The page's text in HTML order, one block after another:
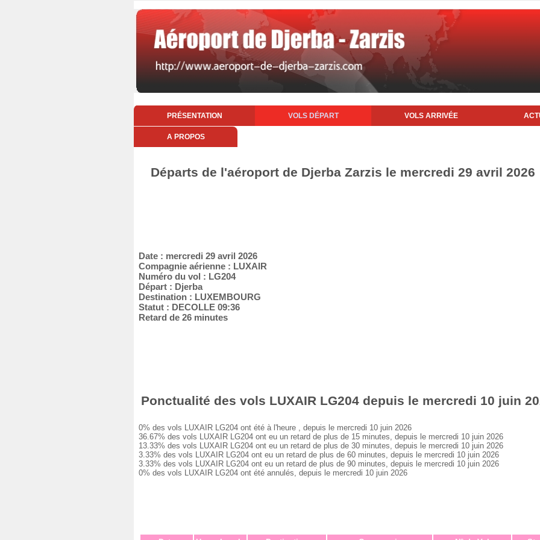
PRÉSENTATION VOLS DÉPART VOLS ARRIVÉE
A PROPOS
Départs de l'aéroport de Djerba Zarzis le mercredi 29 avril 2026
Date : mercredi 29 avril 2026
Compagnie aérienne : LUXAIR
Numéro du vol : LG204
Départ : Djerba
Destination : LUXEMBOURG
Statut : DECOLLE 09:36
Retard de 26 minutes
Ponctualité des vols LUXAIR LG204 depuis le mercredi 10 juin
0% des vols LUXAIR LG204 ont été à l'heure , depuis le mercredi 10 juin 2026
36.67% des vols LUXAIR LG204 ont eu un retard de plus de 15 minutes, depuis le mercredi 10 juin 2026
13.33% des vols LUXAIR LG204 ont eu un retard de plus de 30 minutes, depuis le mercredi 10 juin 2026
3.33% des vols LUXAIR LG204 ont eu un retard de plus de 60 minutes, depuis le mercredi 10 juin 2026
3.33% des vols LUXAIR LG204 ont eu un retard de plus de 90 minutes, depuis le mercredi 10 juin 2026
0% des vols LUXAIR LG204 ont été annulés, depuis le mercredi 10 juin 2026